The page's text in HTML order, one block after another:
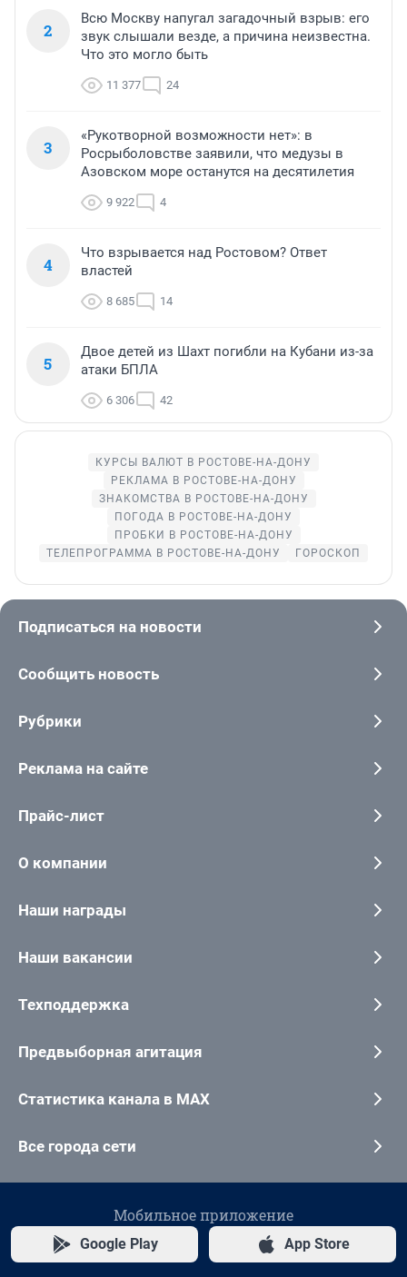
2
Всю Москву напугал загадочный взрыв: его
звук слышали везде, а причина неизвестна.
Что это могло быть
11 377 24
3
«Рукотворной возможности нет»: в
Росрыболовстве заявили, что медузы в
Азовском море останутся на десятилетия
9 922 4
4
Что взрывается над Ростовом? Ответ
властей
8 685 14
5
Двое детей из Шахт погибли на Кубани из-за
атаки БПЛА
6 306 42
КУРСЫ ВАЛЮТ В РОСТОВЕ-НА-ДОНУ
РЕКЛАМА В РОСТОВЕ-НА-ДОНУ
ЗНАКОМСТВА В РОСТОВЕ-НА-ДОНУ
ПОГОДА В РОСТОВЕ-НА-ДОНУ
ПРОБКИ В РОСТОВЕ-НА-ДОНУ
ТЕЛЕПРОГРАММА В РОСТОВЕ-НА-ДОНУ
ГОРОСКОП
Подписаться на новости
Сообщить новость
Рубрики
Реклама на сайте
Прайс-лист
О компании
Наши награды
Наши вакансии
Техподдержка
Предвыборная агитация
Статистика канала в MAX
Все города сети
Мобильное приложение
Google Play App Store